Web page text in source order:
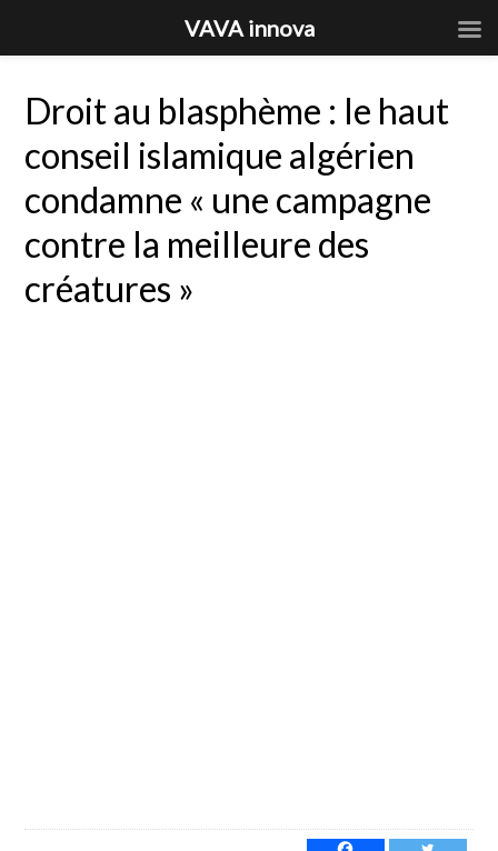
Droit au blasphème : le haut
conseil islamique algérien
condamne « une campagne
contre la meilleure des
créatures »
VAVA innova